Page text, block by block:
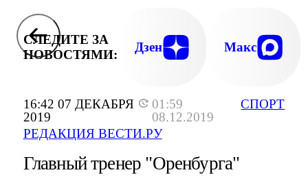
16:42 07 ДЕКАБРЯ
2019
01:59
08.12.2019
РЕДАКЦИЯ ВЕСТИ.РУ
СПОРТ
СЛЕДИТЕ ЗА
НОВОСТЯМИ:
Дзен Макс
Главный тренер "Оренбурга"